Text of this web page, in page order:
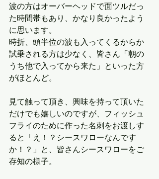
波の方はオーバーヘッドで面ツルだっ
た時間帯もあり、かなり良かったよう
に思います。
時折、頭半位の波も入ってくるからか
試乗される方は少なく、皆さん「朝の
うち他で入ってから来た」といった方
がほとんど。
見て触って頂き、興味を持って頂いた
だけでも嬉しいのですが、フィッシュ
フライのために作った名刺をお渡しす
ると「え！？シースワローなんです
か！？」と、皆さんシースワローをご
存知の様子。